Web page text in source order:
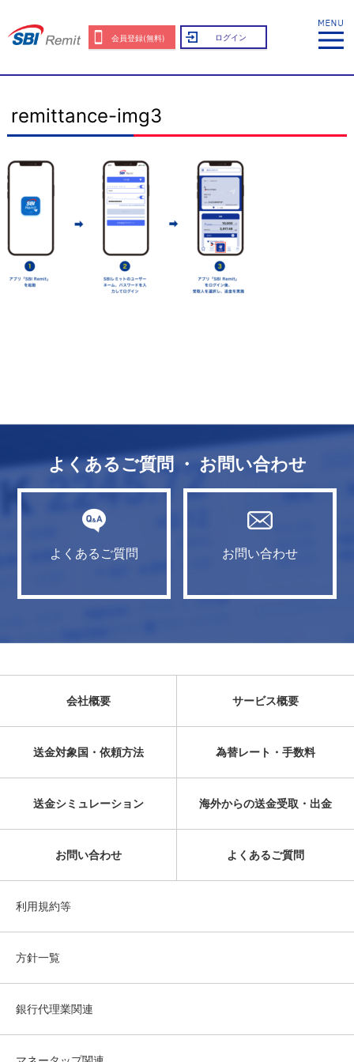
会員登録(無料) ログイン
remittance-img3
よくあるご質問 ・ お問い合わせ
よくあるご質問 お問い合わせ
会社概要 サービス概要
送金対象国・依頼方法 為替レート・手数料
送金シミュレーション 海外からの送金受取・出金
お問い合わせ よくあるご質問
利用規約等
方針一覧
銀行代理業関連